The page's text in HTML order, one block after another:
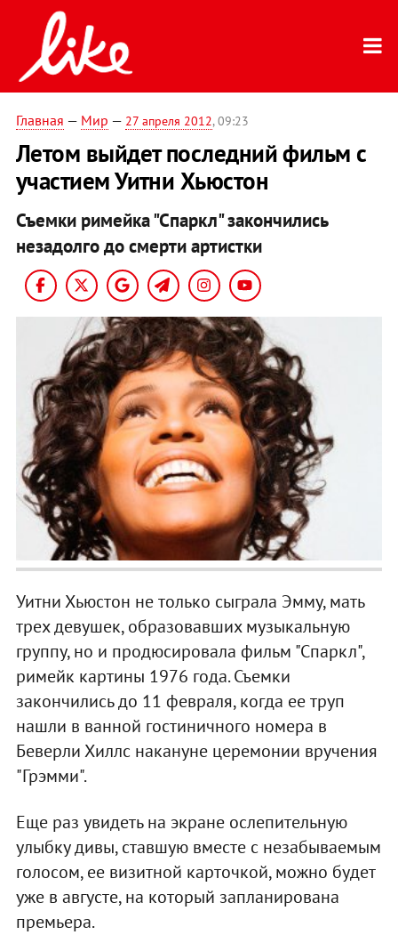
Главная — Мир — 27 апреля 2012, 09:23
Летом выйдет последний фильм с
участием Уитни Хьюстон
Съемки римейка "Спаркл" закончились
незадолго до смерти артистки
Уитни Хьюстон не только сыграла Эмму, мать
трех девушек, образовавших музыкальную
группу, но и продюсировала фильм "Спаркл",
римейк картины 1976 года. Съемки
закончились до 11 февраля, когда ее труп
нашли в ванной гостиничного номера в
Беверли Хиллс накануне церемонии вручения
"Грэмми".
Еще раз увидеть на экране ослепительную
улыбку дивы, ставшую вместе с незабываемым
голосом, ее визитной карточкой, можно будет
уже в августе, на который запланирована
премьера.